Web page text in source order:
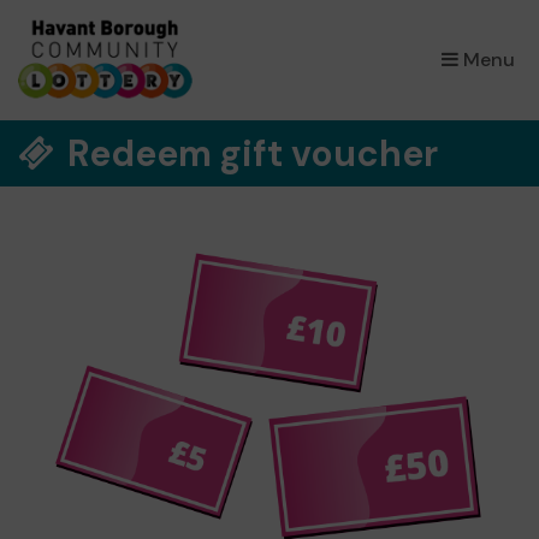
Menu
×
Redeem gift voucher